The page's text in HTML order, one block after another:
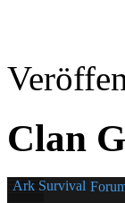
Clan
Ark Survival